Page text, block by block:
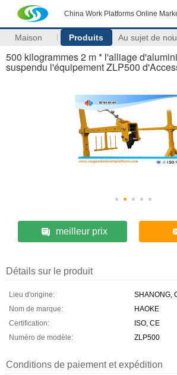
China Work Platforms Online
Maison Produits Au sujet de
500 kilogrammes 2 m * l'alliage
suspendu l'équipement ZLP500
meilleur prix
Détails sur le produit
Lieu d'origine:
SHANONG,
Nom de marque:
HAOKE
Certification:
ISO, CE
Numéro de modèle:
ZLP500
Conditions de paiement et expédition